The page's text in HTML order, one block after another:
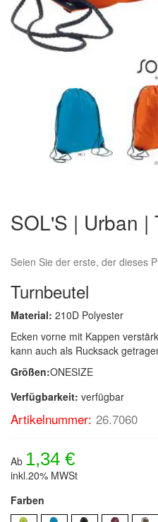
der
Bildergalerie
SOL'S | Urban |
Seien Sie der erste, der dieses
Turnbeutel
Material: 210D Polyester
Ecken vorne mit Kappen
kann auch als Rucksack
Größen:ONESIZE
Verfügbarkeit: verfügbar
Artikelnummer: 26.7060
Ab 1,34 €
inkl.20% MWSt
Farben